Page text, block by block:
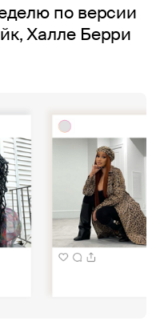
по версии
Халле Берри